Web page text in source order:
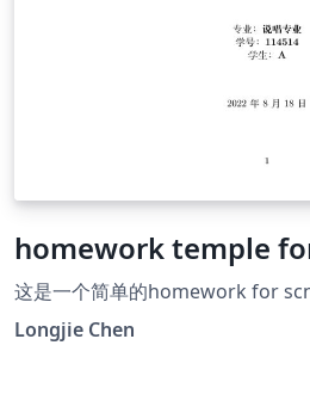
homework temple
这是一个简单
Longjie Chen